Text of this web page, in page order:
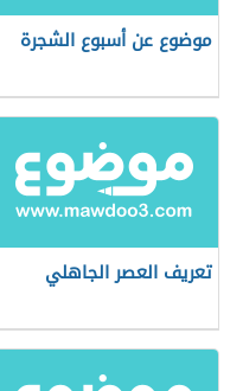
موضوع عن أسبوع الشجرة
تعريف العصر الجاهلي